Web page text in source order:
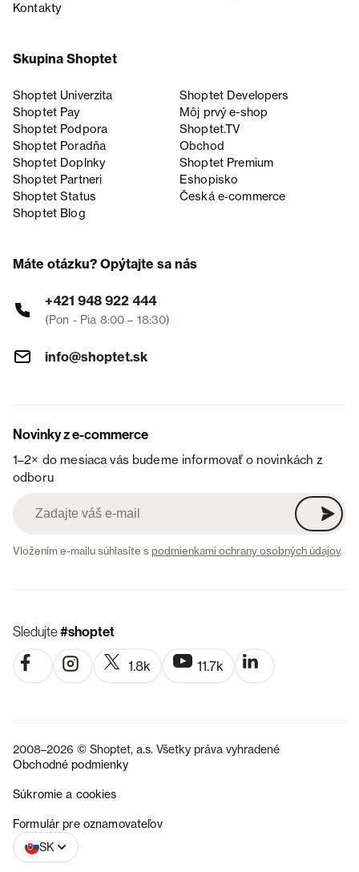
Kontakty
Skupina Shoptet
Shoptet Univerzita
Shoptet Developers
Shoptet Pay
Môj prvý e-shop
Shoptet Podpora
Shoptet.TV
Shoptet Poradňa
Obchod
Shoptet Doplnky
Shoptet Premium
Shoptet Partneri
Eshopisko
Shoptet Status
Česká e‑commerce
Shoptet Blog
Máte otázku? Opýtajte sa nás
+421 948 922 444
(Pon - Pia 8:00 – 18:30)
info@shoptet.sk
Novinky z e-commerce
1–2× do mesiaca vás budeme informovať o novinkách z
odboru
Vložením e-mailu súhlasíte spodmienkami ochrany osobných údajov.
Sledujte#shoptet
1.8k 11.7k
2008–2026 © Shoptet, a.s. Všetky práva vyhradené
Obchodné podmienky
Súkromie a cookies
Formulár pre oznamovateľov
SK